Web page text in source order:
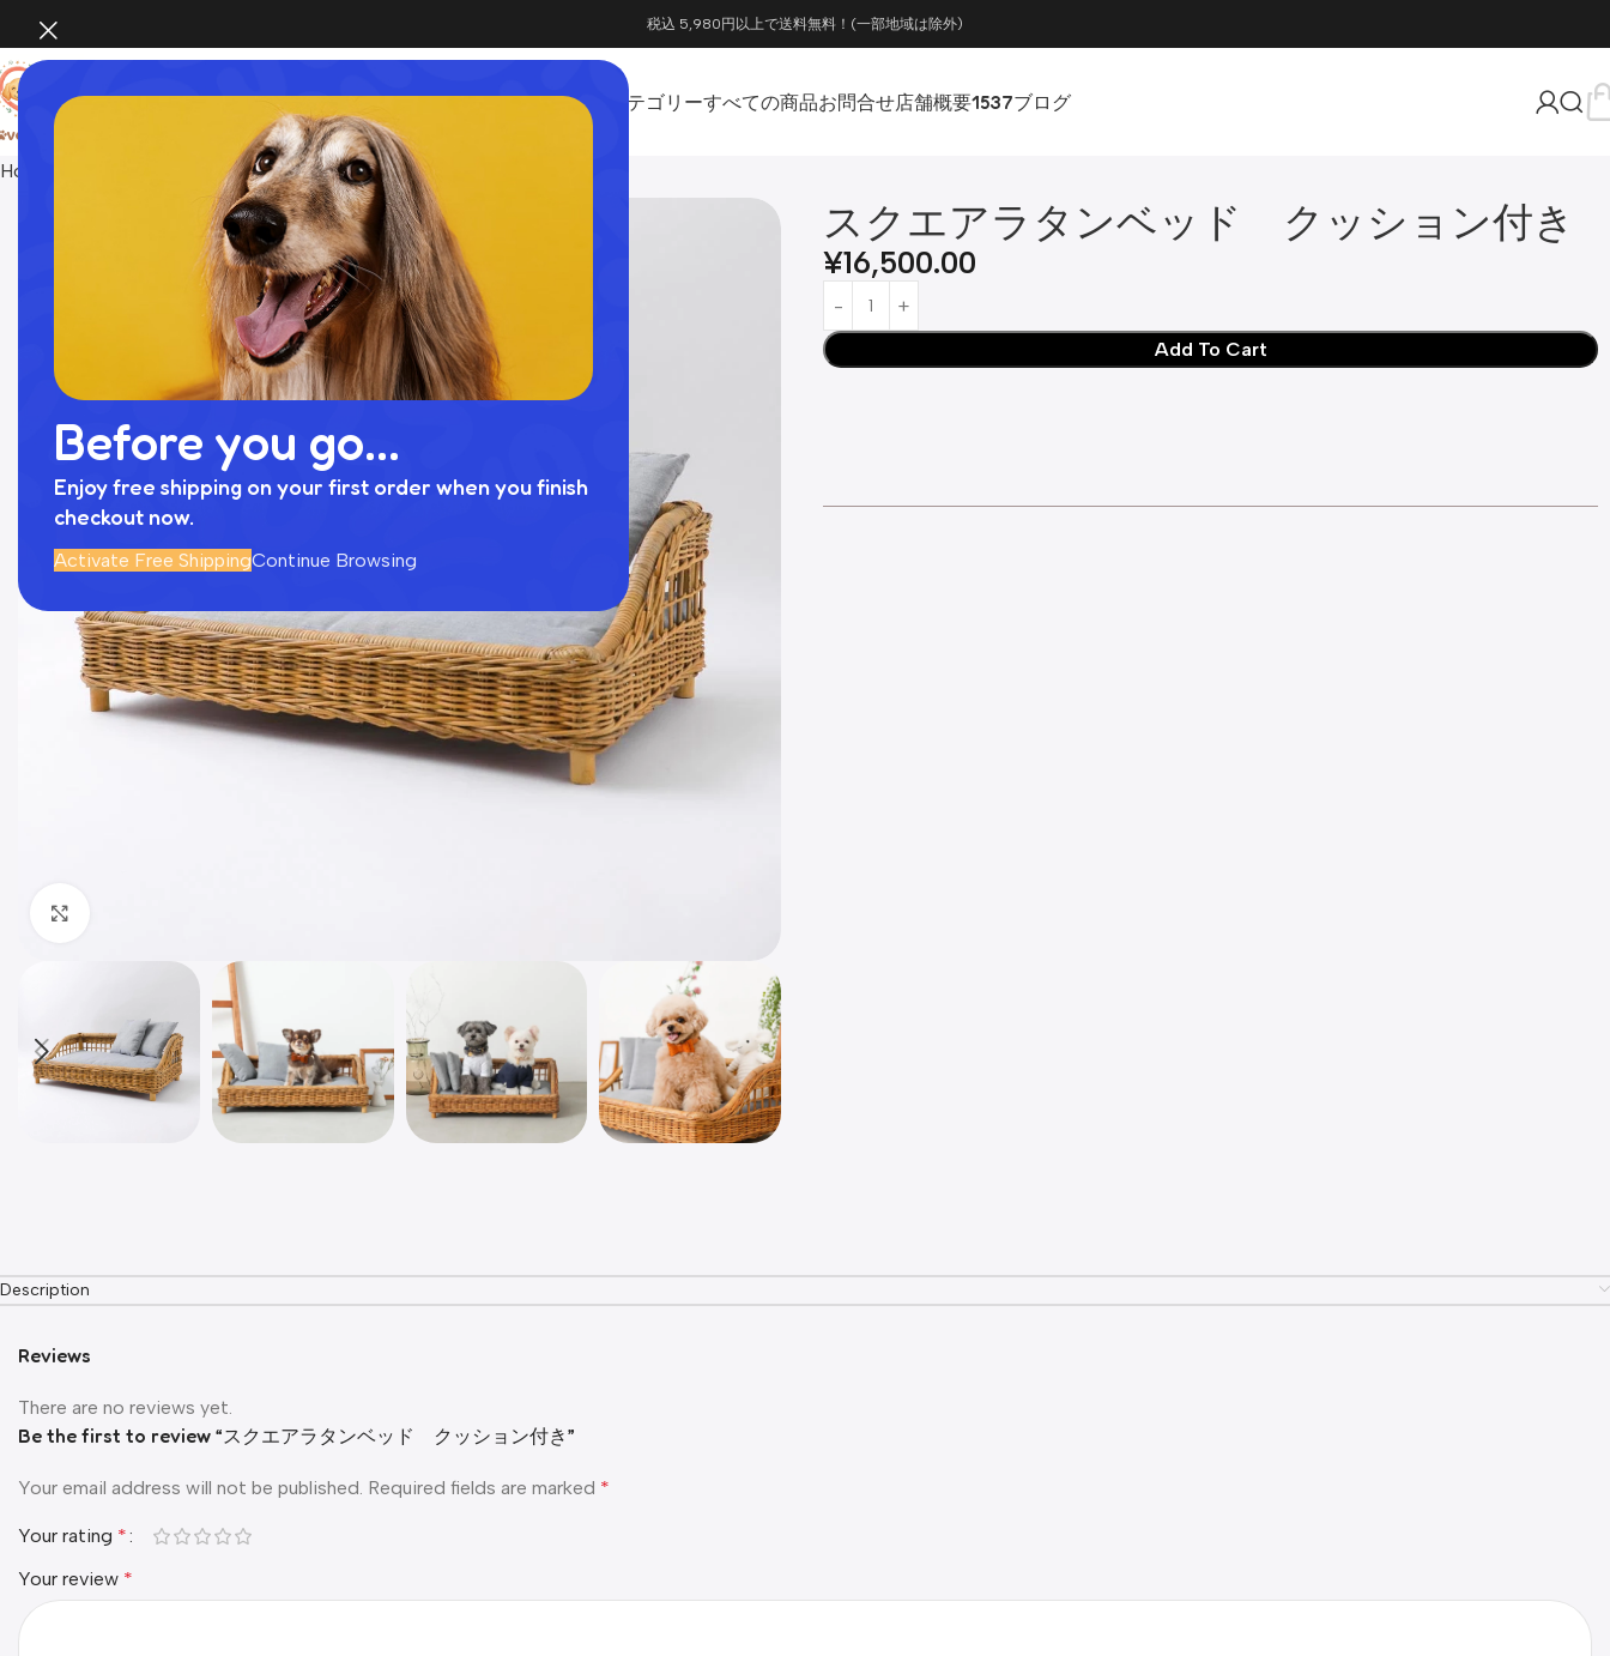
Before you go...
Enjoy free shipping on your first order when you finish
checkout now.
Activate Free ShippingContinue Browsing
税込 5,980円以上で送料無料！(一部地域は除外)
ホーム カテゴリーすべての商品お問合せ店舗概要1537ブログ
Home スクエアラタンベッド クッション付き
スクエアラタンベッド クッション付き
¥16,500.00
Add To Cart
Description
Reviews
There are no reviews yet.
Be the first to review “スクエアラタンベッド クッション付き”
Your email address will not be published. Required fields are marked *
Your rating *
Your review *